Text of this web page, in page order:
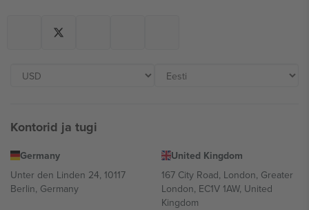
Kontorid ja tugi
Germany
Unter den Linden 24, 10117
Berlin, Germany
United Kingdom
167 City Road, London, Greater
London, EC1V 1AW, United
Kingdom